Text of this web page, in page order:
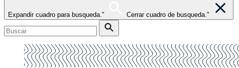
Expandir cuadro para busqueda." Cerrar cuadro de busqueda."